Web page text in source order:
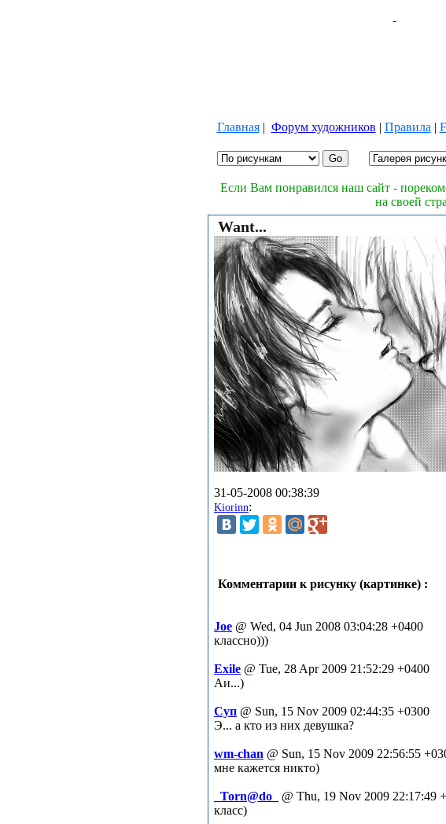
Главная| Форум художников | Правила |
Если Вам понравился наш сайт -
на своей
Want...
31-05-2008 00:38:39
Kiorinn:
Комментарии к рисунку (картинке) :
Joe @ Wed, 04 Jun 2008 03:04:28 +0400
классно)))
Exile @ Tue, 28 Apr 2009 21:52:29 +0400
Аи...)
Суп @ Sun, 15 Nov 2009 02:44:35 +0300
Э... а кто из них девушка?
wm-chan @ Sun, 15 Nov 2009 22:56:55
мне кажется никто)
_Torn@do_
@ Thu, 19 Nov 2009 22:17:49
класс)